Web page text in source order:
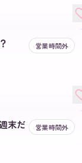
営業時間外
末だ
営業時間外